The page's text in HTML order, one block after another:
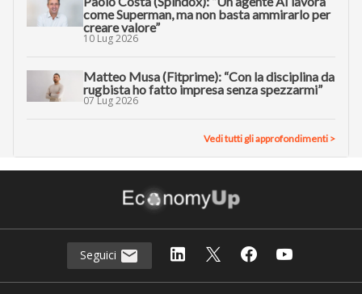
come Superman, ma non basta ammirarlo per
creare valore”
10 Lug 2026
Matteo Musa (Fitprime): “Con la disciplina da
rugbista ho fatto impresa senza spezzarmi”
07 Lug 2026
Vedi tutti gli approfondimenti >
Seguici